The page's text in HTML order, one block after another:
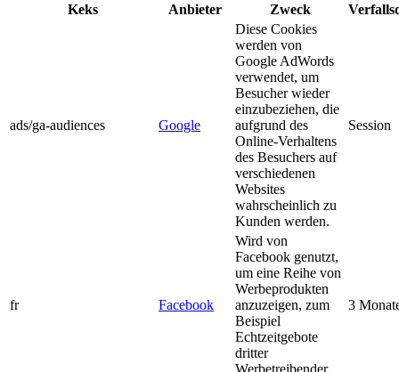
Keks
Anbieter Zweck
ads/ga-audiences Google
Diese Cookies
werden von
Google AdWords
verwendet, um
Besucher wieder
einzubeziehen, die
aufgrund des
Online-Verhaltens
des Besuchers auf
verschiedenen
Websites
wahrscheinlich zu
Kunden werden.
Session
fr Facebook
Wird von
Facebook genutzt,
um eine Reihe von
Werbeprodukten
anzuzeigen, zum
Beispiel
Echtzeitgebote
dritter
3